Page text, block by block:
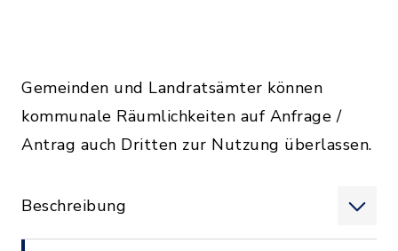
Gemeinden und Landratsämter können
kommunale Räumlichkeiten auf Anfrage /
Antrag auch Dritten zur Nutzung überlassen.
Beschreibung